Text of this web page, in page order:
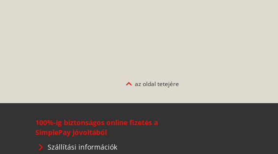
az oldal tetejére
100%-ig biztonságos online fizetés a
SimplePay jóvoltából
Szállítási információk